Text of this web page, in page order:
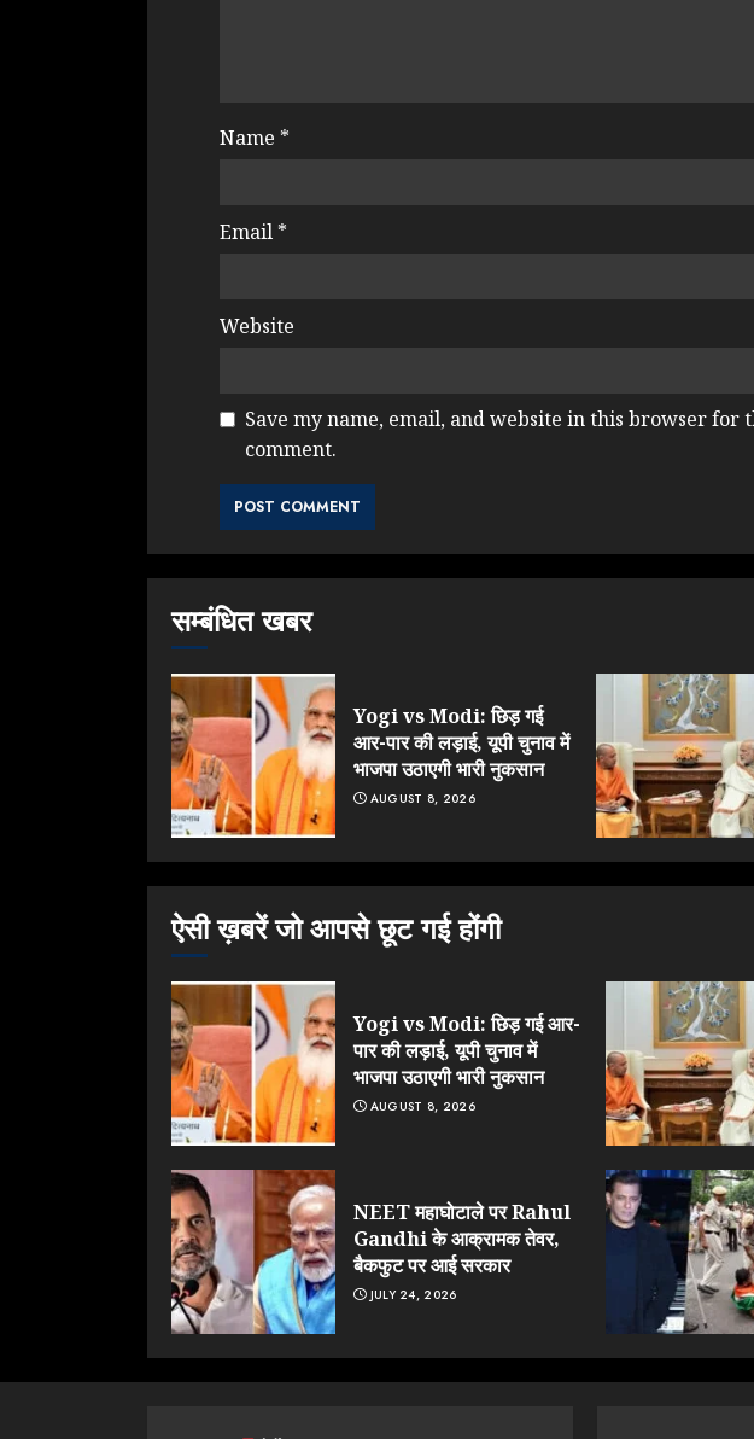
Name *
Email *
Website
Save my name, email, and website in this browser for
comment.
सम्बंधित खबर
Yogi vs Modi: छिड़ गई
आर-पार की लड़ाई, यूपी चुनाव में
भाजपा उठाएगी भारी नुकसान
AUGUST 8, 2026
ऐसी ख़बरें जो आपसे छूट गई होंगी
Yogi vs Modi: छिड़ गई आर-
पार की लड़ाई, यूपी चुनाव में
भाजपा उठाएगी भारी नुकसान
AUGUST 8, 2026
NEET महाघोटाले पर Rahul
Gandhi के आक्रामक तेवर,
बैकफुट पर आई सरकार
JULY 24, 2026